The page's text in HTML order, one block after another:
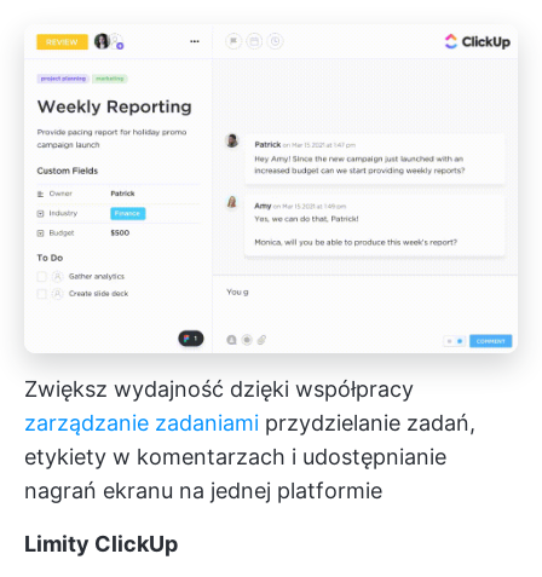
Zwiększ wydajność dzięki współpracy
zarządzanie zadaniami przydzielanie zadań,
etykiety w komentarzach i udostępnianie
nagrań ekranu na jednej platformie
Limity ClickUp